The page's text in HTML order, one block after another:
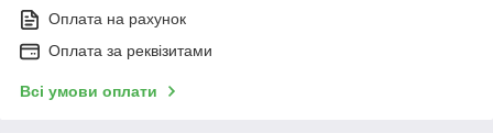
Оплата на рахунок
Оплата за реквізитами
Всі умови оплати